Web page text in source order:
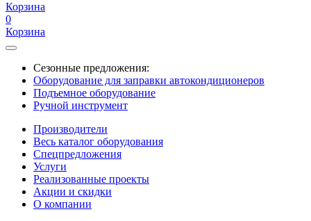
Корзина
0
Корзина
Сезонные предложения:
Оборудование для заправки автокондиционеров
Подъемное оборудование
Ручной инструмент
Производители
Весь каталог оборудования
Спецпредложения
Услуги
Реализованные проекты
Акции и скидки
О компании